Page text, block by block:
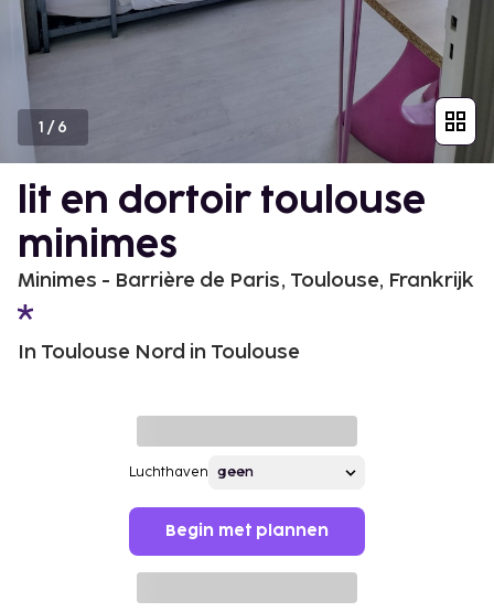
1 /6
lit en dortoir toulouse
minimes
Minimes - Barrière de Paris, Toulouse, Frankrijk
In Toulouse Nord in Toulouse
Luchthaven
Begin met plannen